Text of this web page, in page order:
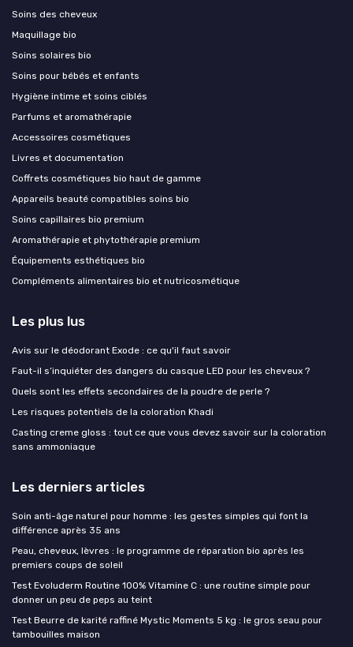
Soins des cheveux
Maquillage bio
Soins solaires bio
Soins pour bébés et enfants
Hygiène intime et soins ciblés
Parfums et aromathérapie
Accessoires cosmétiques
Livres et documentation
Coffrets cosmétiques bio haut de gamme
Appareils beauté compatibles soins bio
Soins capillaires bio premium
Aromathérapie et phytothérapie premium
Équipements esthétiques bio
Compléments alimentaires bio et nutricosmétique
Les plus lus
Avis sur le déodorant Exode : ce qu'il faut savoir
Faut-il s’inquiéter des dangers du casque LED pour les cheveux ?
Quels sont les effets secondaires de la poudre de perle ?
Les risques potentiels de la coloration Khadi
Casting creme gloss : tout ce que vous devez savoir sur la coloration
sans ammoniaque
Les derniers articles
Soin anti-âge naturel pour homme : les gestes simples qui font la
différence après 35 ans
Peau, cheveux, lèvres : le programme de réparation bio après les
premiers coups de soleil
Test Evoluderm Routine 100% Vitamine C : une routine simple pour
donner un peu de peps au teint
Test Beurre de karité raffiné Mystic Moments 5 kg : le gros seau pour
tambouilles maison